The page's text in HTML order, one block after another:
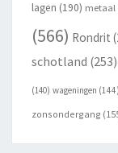
lagen (190) metaal
(566) Rondrit
schotland (253)
(140) wageningen (144)
zonsondergang